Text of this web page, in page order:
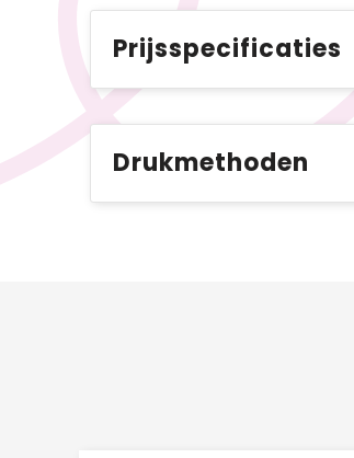
Prijsspecificaties
Drukmethoden